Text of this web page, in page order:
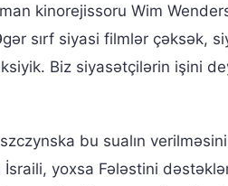
kinorejissoru Wim
sırf siyasi filmlər çəksək,
Biz siyasətçilərin işini
bu sualın
yoxsa Fələstini